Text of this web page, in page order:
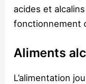
acides et
fonctionnement
Aliments
L’alimentation